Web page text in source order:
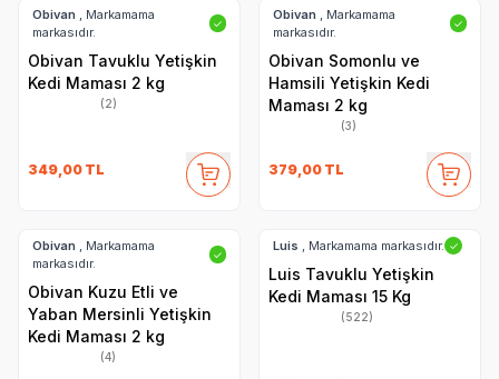
Obivan , Markamama
markasıdır.
✓
Obivan Tavuklu Yetişkin
Kedi Maması 2 kg
(2)
349,00 TL
Obivan , Markamama
markasıdır.
✓
Obivan Somonlu ve
Hamsili Yetişkin Kedi
Maması 2 kg
(3)
379,00 TL
Obivan , Markamama
markasıdır.
✓
Obivan Kuzu Etli ve
Yaban Mersinli Yetişkin
Kedi Maması 2 kg
(4)
Luis , Markamama markasıdır. ✓
Luis Tavuklu Yetişkin
Kedi Maması 15 Kg
(522)